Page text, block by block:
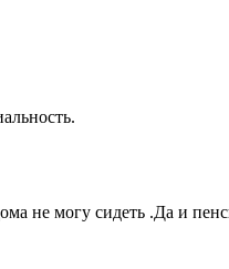
не могу сидеть .Да и